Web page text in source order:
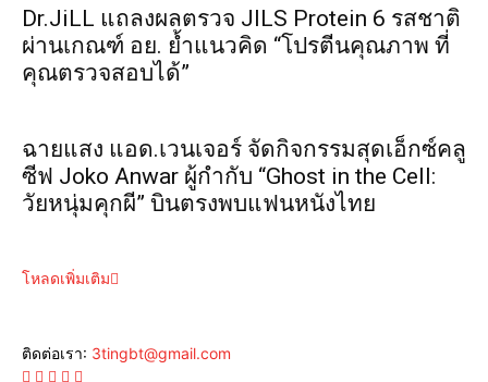
Dr.JiLL แถลงผลตรวจ JILS Protein 6 รสชาติ
ผ่านเกณฑ์ อย. ย้ำแนวคิด “โปรตีนคุณภาพ ที่
คุณตรวจสอบได้”
ฉายแสง แอด.เวนเจอร์ จัดกิจกรรมสุดเอ็กซ์คลู
ซีฟ Joko Anwar ผู้กำกับ “Ghost in the Cell:
วัยหนุ่มคุกผี” บินตรงพบแฟนหนังไทย
โหลดเพิ่มเติม
ติดต่อเรา: 3tingbt@gmail.com